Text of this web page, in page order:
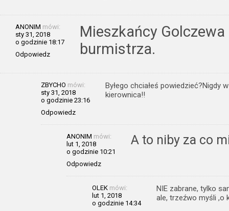
ANONIM mówi:
sty 31, 2018
o godzinie 18:17
Odpowiedz
Mieszkańcy Golczewa
burmistrza.
ZBYCHO mówi:
sty 31, 2018
o godzinie 23:16
Odpowiedz
Byłego chciałeś powiedzieć?Nigdy
kierownica!!
ANONIM mówi:
lut 1, 2018
o godzinie 10:21
Odpowiedz
A to niby za co
OLEK mówi:
lut 1, 2018
o godzinie 14:34
NIE zabrane, tylko
ale, trzeźwo myśli ,o